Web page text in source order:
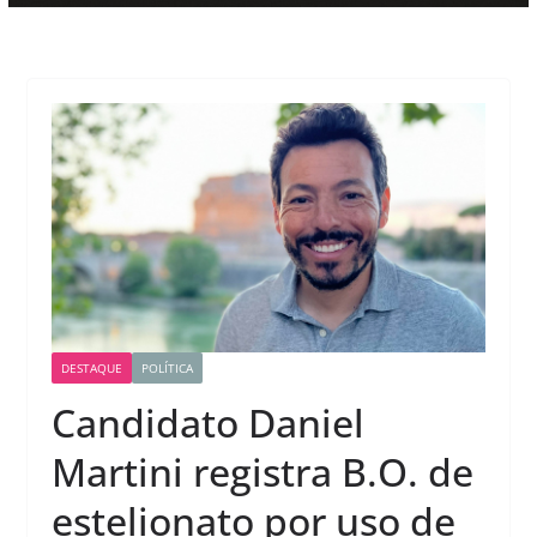
DESTAQUE POLÍTICA
Candidato Daniel
Martini registra B.O. de
estelionato por uso de